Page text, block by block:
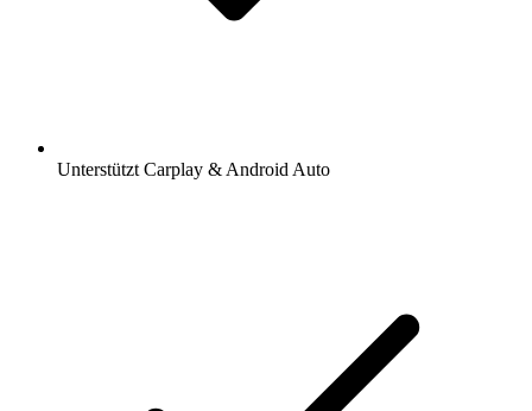
Unterstützt Carplay & Android Auto